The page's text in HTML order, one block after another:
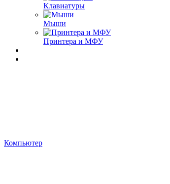
Клавиатуры
Мыши
Принтера и МФУ
Компьютер